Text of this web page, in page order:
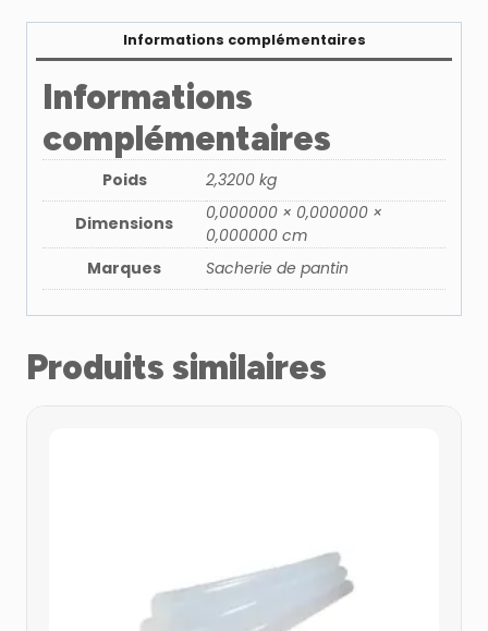
Informations complémentaires
Informations
complémentaires
Poids
2,3200 kg
Dimensions
0,000000 × 0,000000 ×
0,000000 cm
Marques
Sacherie de pantin
Produits similaires